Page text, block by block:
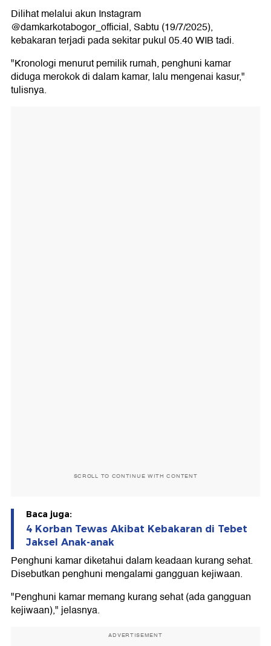
Dilihat melalui akun Instagram
@damkarkotabogor_official, Sabtu (19/7/2025),
kebakaran terjadi pada sekitar pukul 05.40 WIB tadi.
"Kronologi menurut pemilik rumah, penghuni kamar
diduga merokok di dalam kamar, lalu mengenai kasur,"
tulisnya.
SCROLL TO CONTINUE WITH CONTENT
Baca juga:
4 Korban Tewas Akibat Kebakaran di Tebet
Jaksel Anak-anak
Penghuni kamar diketahui dalam keadaan kurang sehat.
Disebutkan penghuni mengalami gangguan kejiwaan.
"Penghuni kamar memang kurang sehat (ada gangguan
kejiwaan)," jelasnya.
ADVERTISEMENT